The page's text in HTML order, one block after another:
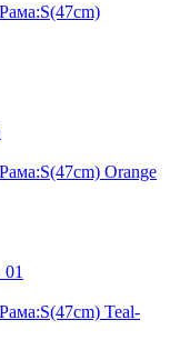
Orange
Teal-